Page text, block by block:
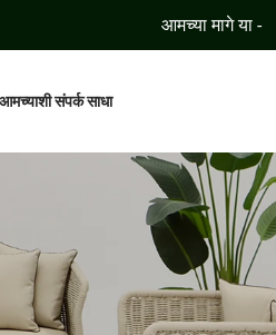
आमच्या मागे या -
आमच्याशी संपर्क साधा